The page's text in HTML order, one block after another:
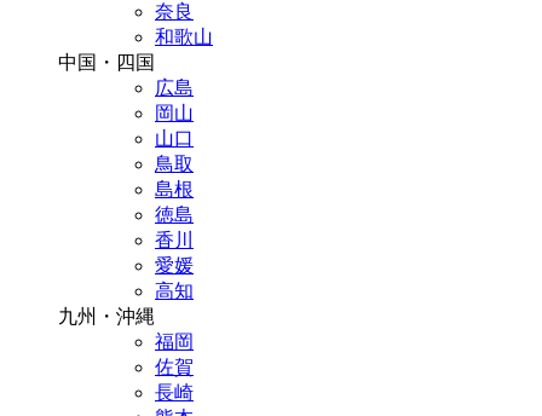
奈良
和歌山
中国・四国
広島
岡山
山口
鳥取
島根
徳島
香川
愛媛
高知
九州・沖縄
福岡
佐賀
長崎